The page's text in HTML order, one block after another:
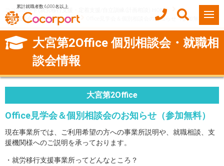
累計就職者数 6,000名以上
ココルポート(就労移行支援・定着支援/自立訓練/計画相談) HOME
個別相談会・就職相談会情報
Office見学会＆個別相談会のお知らせ（参加無料）
大宮第2Office 個別相談会・就職相
談会情報
大宮第2Office
Office見学会＆個別相談会のお知らせ（参加無料）
現在事業所では、ご利用希望の方への事業所説明や、就職相談、支
援機関様へのご説明を承っております。
・就労移行支援事業所ってどんなところ？